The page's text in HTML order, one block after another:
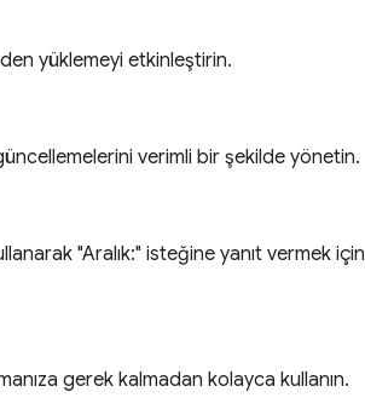
yüklemeyi etkinleştirin.
verimli bir şekilde yönetin.
"Aralık:" isteğine yanıt vermek için
gerek kalmadan kolayca kullanın.